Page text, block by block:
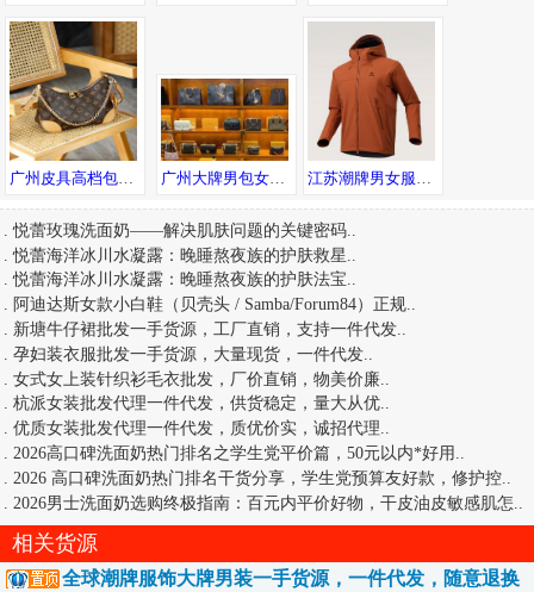
广州皮具高档包包货源 专柜品质 诚招代理 一件代发全球可达 广州大牌男包女包手表工厂 高品质 诚招微商代理 一件代发 江苏潮牌男女服饰一手货源工厂直供一件代发
.悦蕾玫瑰洗面奶——解决肌肤问题的关键密码
.悦蕾海洋冰川水凝露：晚睡熬夜族的护肤救星
.悦蕾海洋冰川水凝露：晚睡熬夜族的护肤法宝..
阿迪达斯女款小白鞋（贝壳头 / Samba/Forum84）正规
新塘牛仔裙批发一手货源，工厂直销，支持一件代发
.孕妇装衣服批发一手货源，大量现货，一件代发
.女式女上装针织衫毛衣批发，厂价直销，物美价廉
.杭派女装批发代理一件代发，供货稳定，量大从优..
.优质女装批发代理一件代发，质优价实，诚招代理
2026高口碑洗面奶热门排名之学生党平价篇，50元以内*好用
2026 高口碑洗面奶热门排名干货分享，学生党预算友好款，修护控
2026男士洗面奶选购终极指南：百元内平价好物，干皮油皮敏感肌怎
相关货源
全球潮牌服饰大牌男装一手货源，一件代发，随意退换